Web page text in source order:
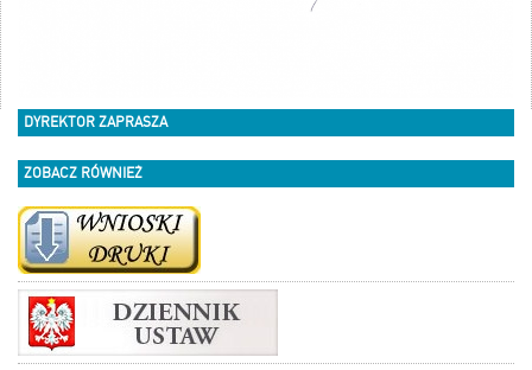
DYREKTOR ZAPRASZA
ZOBACZ RÓWNIEŻ